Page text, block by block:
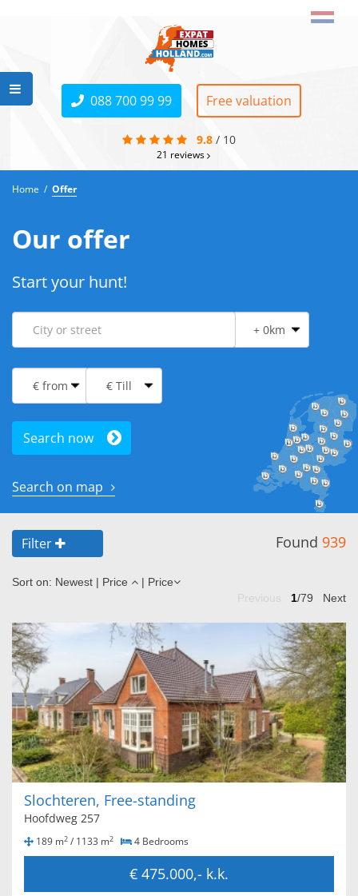
088 700 99 99 Free valuation
9.8 / 10
21 reviews
Home / Offer
Our offer
Start your hunt!
Search now
Search on map
Filter Found 939
Sort on: Newest | Price | Price
1/79 Next
Slochteren, Free-standing
Hoofdweg 257
189 m2 / 1133 m2 4 Bedrooms
€ 475.000,- k.k.